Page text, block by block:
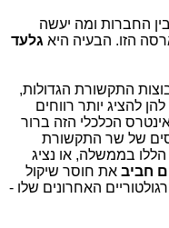
החברות ומה יעשה
הזו. הבעיה היא גלעד
התקשורת הגדולות,
להציג יותר רווחים
הכלכלי הזה ברור
של שר התקשורת
בממשלה, או נציג
חביב את חוסר שיקול
האחרונים שלו -